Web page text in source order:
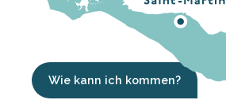
Wie kann ich kommen?